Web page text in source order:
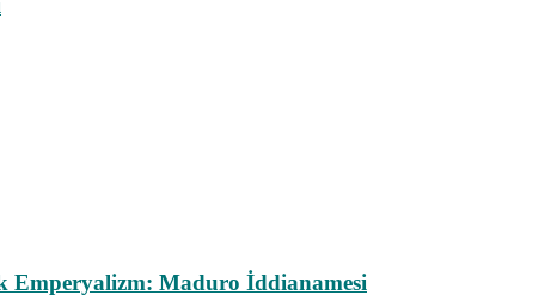
Emperyalizm: Maduro İddianamesi